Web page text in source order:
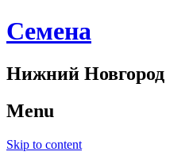
Cемена
Нижний Новгород
Menu
Skip to content